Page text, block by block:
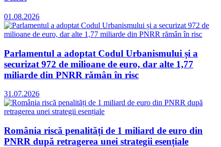
01.08.2026
Parlamentul a adoptat Codul Urbanismului și a
securizat 972 de milioane de euro, dar alte 1,77
miliarde din PNRR rămân în risc
31.07.2026
România riscă penalități de 1 miliard de euro din
PNRR după retragerea unei strategii esențiale